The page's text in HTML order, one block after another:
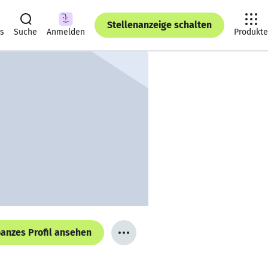
Suche Anmelden
Stellenanzeige schalten
Produkte
Profil ansehen